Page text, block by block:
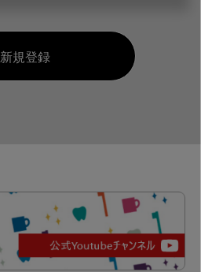
新規登録